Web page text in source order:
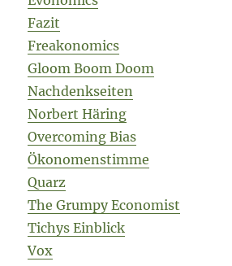
Fazit
Freakonomics
Gloom Boom Doom
Nachdenkseiten
Norbert Häring
Overcoming Bias
Ökonomenstimme
Quarz
The Grumpy Economist
Tichys Einblick
Vox